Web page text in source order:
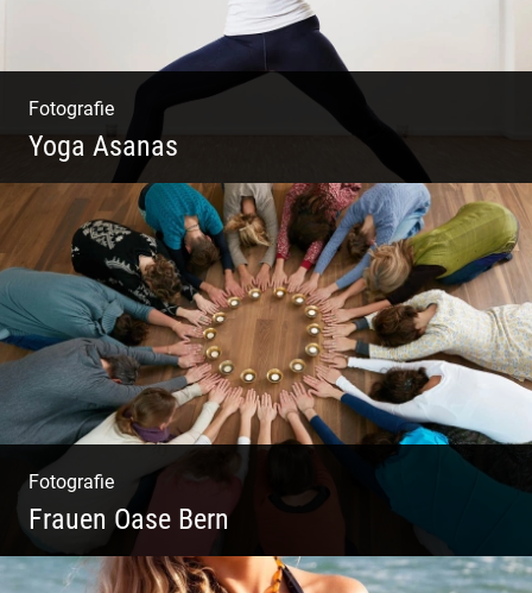
Fotografie
Yoga Asanas
Virabhadrasana II oder Krieger II – Anleitung
für den Blog
Fotografie
Frauen Oase Bern